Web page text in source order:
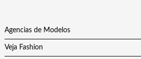
Agencias de Modelos
Veja Fashion